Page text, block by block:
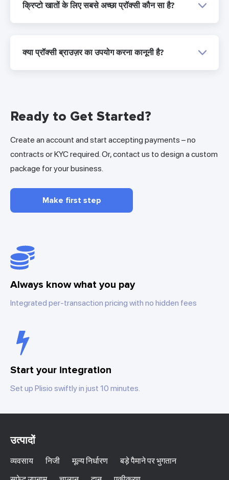
क्रिप्टो खातों के लिए सबसे अच्छा प्रॉक्सी कौन सा है?
क्या प्रॉक्सी ब्राउज़र का उपयोग करना कानूनी है?
Ready to Get Started?
Create an account and start accepting payments – no
contracts or KYC required. Or, contact us to design a custom
package for your business.
Make first step
Always know what you pay
Integrated per-transaction pricing with no hidden fees
Start your integration
Set up Plisio swiftly in just 10 minutes.
उत्पादों
व्यवसाय निजी मूल्य निर्धारण
बड़े पैमाने पर भुगतान